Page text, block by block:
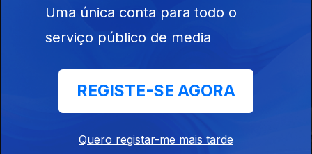
Este conteúdo faz parte de Séries
nacionais
Uma única conta para todo o
serviço público de media
REGISTE-SE AGORA
Quero registar-me mais tarde